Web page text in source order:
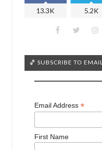
13.3K 5.2K
🏀 SUBSCRIBE TO
Email Address *
First Name